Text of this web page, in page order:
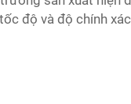
độ và độ chính
quả vận hành, sản...